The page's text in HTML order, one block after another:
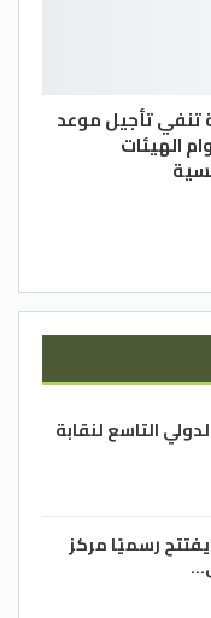
تنفي تأجيل موعد
الهيئات
التاسع لنقابة
رسميًا مركز